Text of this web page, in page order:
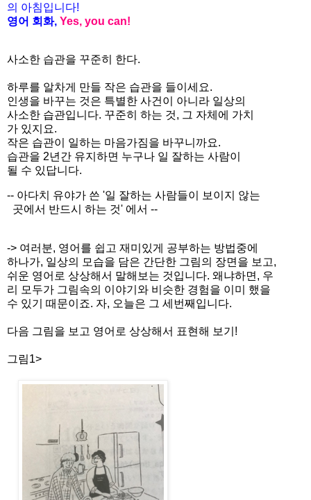
의 아침입니다!
영어 회화, Yes, you can!
사소한 습관을 꾸준히 한다.
하루를 알차게 만들 작은 습관을 들이세요.
인생을 바꾸는 것은 특별한 사건이 아니라 일상의
사소한 습관입니다. 꾸준히 하는 것, 그 자체에 가치
가 있지요.
작은 습관이 일하는 마음가짐을 바꾸니까요.
습관을 2년간 유지하면 누구나 일 잘하는 사람이
될 수 있답니다.
-- 아다치 유야가 쓴 '일 잘하는 사람들이 보이지 않는
곳에서 반드시 하는 것' 에서 --
-> 여러분, 영어를 쉽고 재미있게 공부하는 방법중에
하나가, 일상의 모습을 담은 간단한 그림의 장면을 보고,
쉬운 영어로 상상해서 말해보는 것입니다. 왜냐하면, 우
리 모두가 그림속의 이야기와 비슷한 경험을 이미 했을
수 있기 때문이죠. 자, 오늘은 그 세번째입니다.
다음 그림을 보고 영어로 상상해서 표현해 보기!
그림1>